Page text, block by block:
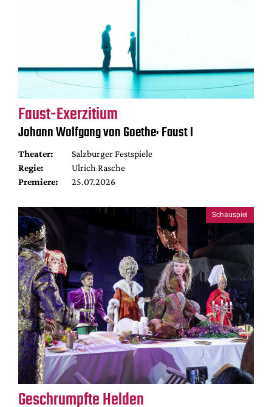
Faust-Exerzitium
Johann Wolfgang von Goethe: Faust I
Theater:
Salzburger Festspiele
Regie:
Ulrich Rasche
Premiere:
25.07.2026
Schauspiel
Geschrumpfte Helden